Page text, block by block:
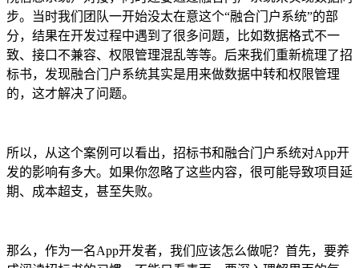
步。当时我们团队一开始没太在意这个“融合门户系统”的部
分，结果在开发过程中遇到了很多问题，比如数据格式不一
致、接口不兼容、权限管理混乱等等。后来我们重新梳理了招
标书，发现融合门户系统其实是用来做数据中转和权限管理
的，这才解决了问题。
所以，从这个案例可以看出，招标书和融合门户系统对App开
发的影响有多大。如果你忽略了这些内容，很可能导致项目延
期、成本超支，甚至失败。
那么，作为一名App开发者，我们应该怎么做呢？首先，要养